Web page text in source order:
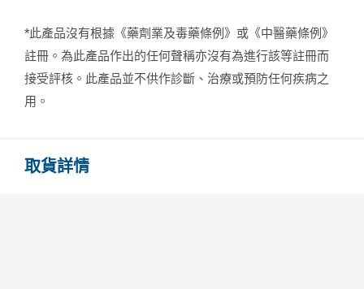
*此產品沒有根據《藥劑業及毒藥條例》或《中醫藥條例》
註冊。為此產品作出的任何聲稱亦沒有為進行該等註冊而
接受評核。此產品並不供作診斷、治療或預防任何疾病之
用。
取貨詳情